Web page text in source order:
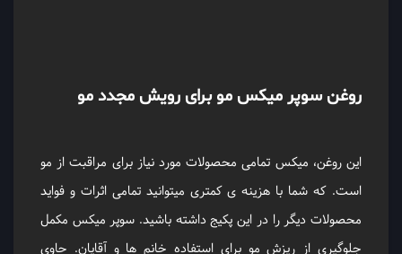
روغن سوپر میکس مو برای رویش مجدد مو
این روغن، میکس تمامی محصولات مورد نیاز برای مراقبت از مو
است. که شما با هزینه ی کمتری میتوانید تمامی اثرات و فواید
محصولات دیگر را در این پکیج داشته باشید. سوپر میکس مکمل
جلوگیری از ریزش مو برای استفاده خانم ها و آقایان. حاوی